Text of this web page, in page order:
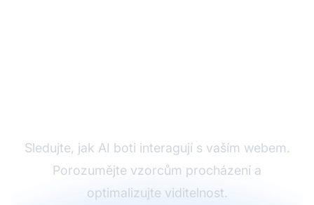
Sledujte, jak AI boti interagují s vaším webem.
Porozumějte vzorcům procházení a
optimalizujte viditelnost.